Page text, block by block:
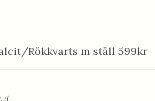
Rökkvarts m ställ 599kr
:(